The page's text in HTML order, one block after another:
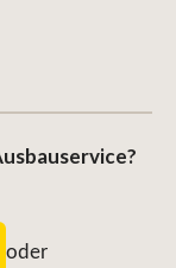
oder